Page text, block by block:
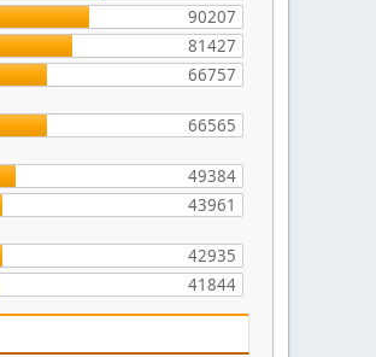
90207
81427
66757
66565
49384
43961
42935
41844